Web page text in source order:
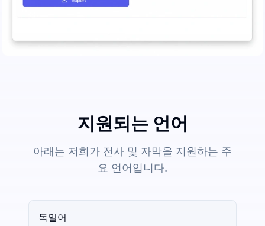
지원되는 언어
아래는 저희가 전사 및 자막을 지원하는 주
요 언어입니다.
독일어